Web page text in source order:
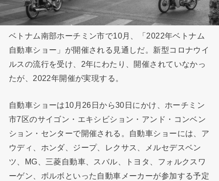
ベトナム南部ホーチミン市で10月、「2022年ベトナム
自動車ショー」が開催される見通しだ。新型コロナウイ
ルスの流行を受け、2年にわたり、開催されていなかっ
たが、2022年開催が実現する。
自動車ショーは10月26日から30日にかけ、ホーチミン
市7区のサイゴン・エキシビション・アンド・コンベン
ション・センターで開催される。自動車ショーには、ア
ウディ、ホンダ、ジープ、レクサス、メルセデスベン
ツ、MG、三菱自動車、スバル、トヨタ、フォルクスワ
ーゲン、ボルボといった自動車メーカーが参加する予定